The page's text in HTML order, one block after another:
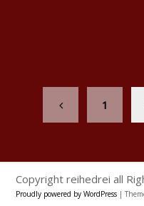
1
Copyright reihedrei all
Proudly powered by WordPress |